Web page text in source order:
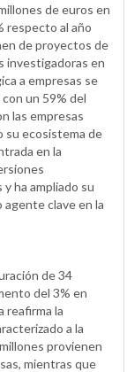
de euros en
respecto al año
de proyectos de
investigadoras en
a empresas se
un 59% del
las empresas
su ecosistema de
en la
ha ampliado su
agente clave en la
de 34
del 3% en
reafirma la
a la
provienen
mientras que